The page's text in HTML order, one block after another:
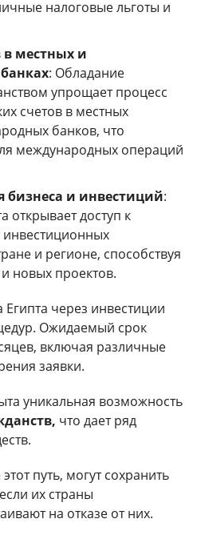
налоговые льготы и
в местных и
: Обладание
упрощает процесс
счетов в местных
банков, что
международных операций
бизнеса и инвестиций:
открывает доступ к
и регионе, способствуя
новых проектов.
через инвестиции
Ожидаемый срок
включая различные
заявки.
уникальная возможность
что дает ряд
путь, могут сохранить
их страны
на отказе от них.